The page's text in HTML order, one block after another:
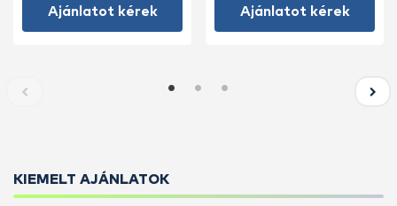
Ajánlatot kérek Ajánlatot kérek
KIEMELT AJÁNLATOK